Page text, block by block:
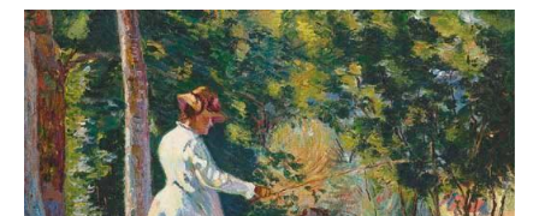
raisonné,
Armand
Guillaumin,
Madame
Guillaumin
pêchant